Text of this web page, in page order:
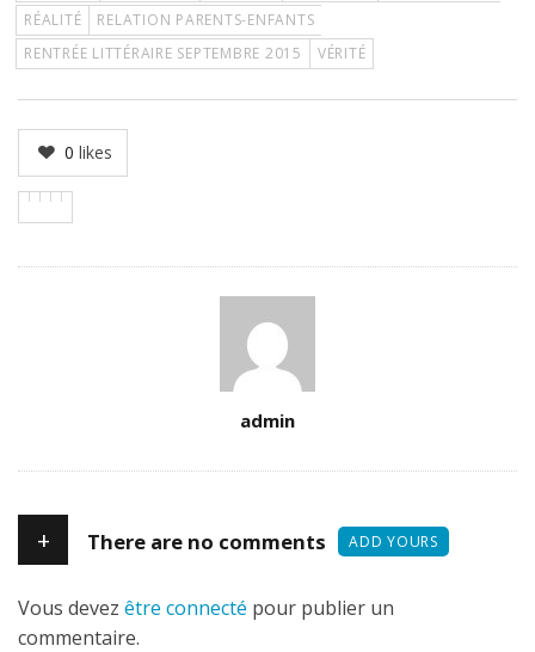
RÉALITÉ
RELATION PARENTS-ENFANTS
RENTRÉE LITTÉRAIRE SEPTEMBRE 2015
VÉRITÉ
0 likes
admin
+ There are no comments ADD YOURS
Vous devez être connecté pour publier un
commentaire.